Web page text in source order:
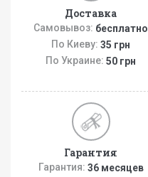
Доставка
Самовывоз: бесплатно
По Киеву: 35 грн
По Украине: 50 грн
Гарантия
Гарантия: 36 месяцев